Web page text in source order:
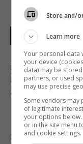
НОВОСТИ
Намного
ГУР раскрыли,
аналог Starlink
16:13 понедельник,
Суд разрешил
Store and/
Learn more
Your personal data
your device
data) may be
partners, or used
may use precise
Some vendors
of legitimate
your options
or in the site menu
and cookie settings.